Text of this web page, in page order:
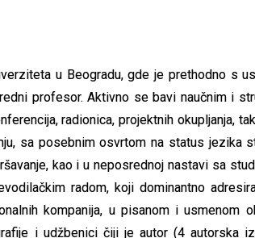
u Beogradu, gde je prethodno s
profesor. Aktivno se bavi naučnim i
radionica, projektnih okupljanja,
sa posebnim osvrtom na status jezika
kao i u neposrednoj nastavi sa
radom, koji dominantno
kompanija, u pisanom i
i udžbenici čiji je autor (4 autorska